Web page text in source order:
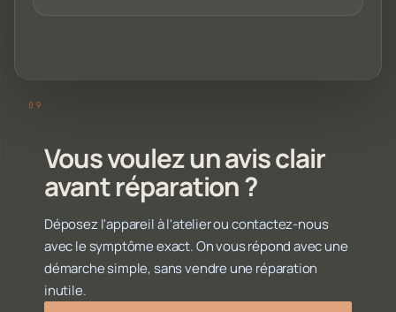
Vous voulez un avis clair
avant réparation ?
Déposez l'appareil à l'atelier ou contactez-nous
avec le symptôme exact. On vous répond avec une
démarche simple, sans vendre une réparation
inutile.